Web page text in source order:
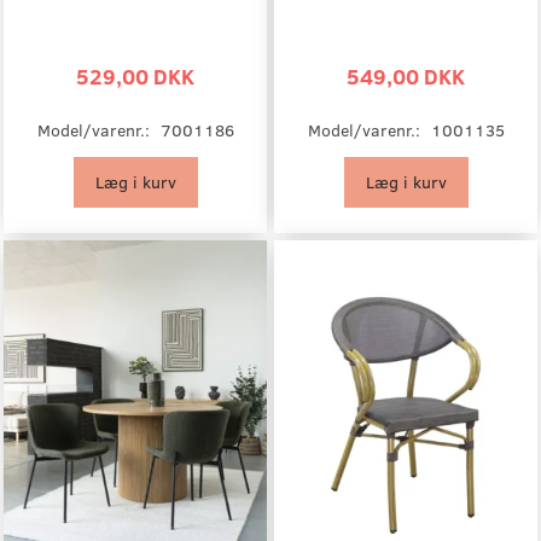
529,00 DKK
Model/varenr.: 7001186
Læg i kurv
549,00 DKK
Model/varenr.: 1001135
Læg i kurv